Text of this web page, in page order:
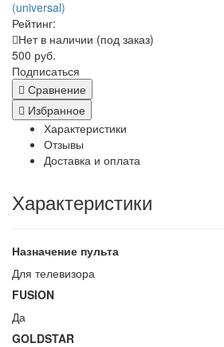
Рейтинг:
Нет в наличии (под заказ)
500 руб.
Подписаться
Сравнение
Избранное
Характеристики
Отзывы
Доставка и оплата
Характеристики
Назначение пульта
Для телевизора
FUSION
Да
GOLDSTAR